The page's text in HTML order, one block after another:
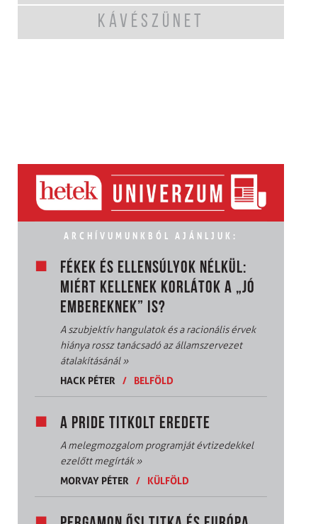
KÁVÉSZÜNET
ARCHÍVUMUNKBÓL AJÁNLJUK:
FÉKEK ÉS ELLENSÚLYOK NÉLKÜL:
MIÉRT KELLENEK KORLÁTOK A „JÓ
EMBEREKNEK” IS?
A szubjektív hangulatok és a racionális érvek
hiánya rossz tanácsadó az államszervezet
átalakításánál»
HACK PÉTER
/ BELFÖLD
A PRIDE TITKOLT EREDETE
A melegmozgalom programját évtizedekkel
ezelőtt megírták»
MORVAY PÉTER
/ KÜLFÖLD